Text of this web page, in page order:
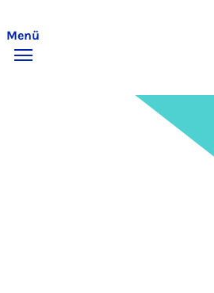
Menü